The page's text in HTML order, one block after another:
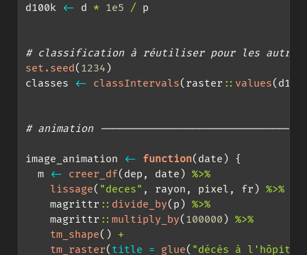
d100k <- d * 1e5 / p
# classification à réutiliser pour les autres
set.seed( 1234 )
classes
<- classIntervals(raster :: values
# animation
image_animation <- function(date) {
  m
<- creer_df(dep, date) %>%
lissage( "deces" , rayon, pixel, fr) %>%
    magrittr
:: divide_by(p) %>%
    magrittr
:: multiply_by( 100000 ) %>%
tm_shape() +
tm_raster( title = glue( "décès à l'hôpital